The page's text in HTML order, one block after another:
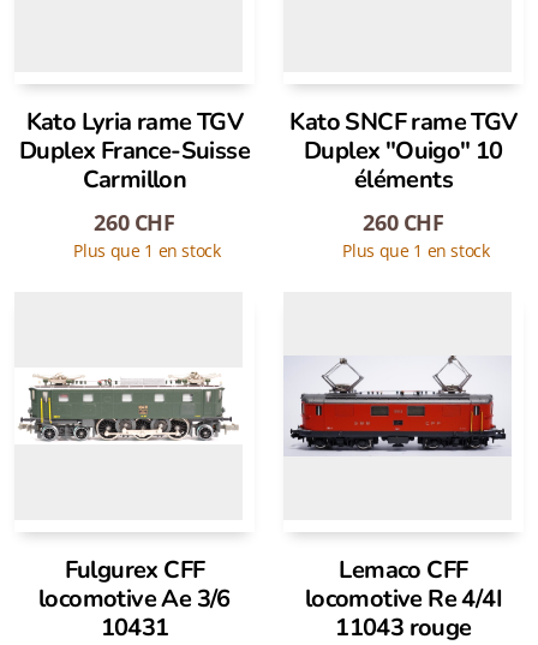
Kato Lyria rame TGV
Duplex France-Suisse
Carmillon
260CHF
Plus que 1 en stock
Kato SNCF rame TGV
Duplex "Ouigo" 10
éléments
260CHF
Plus que 1 en stock
Fulgurex CFF
locomotive Ae 3/6
10431
Lemaco CFF
locomotive Re 4/4I
11043 rouge